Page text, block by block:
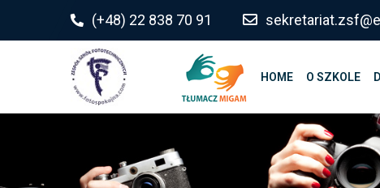
(+48) 22 838 70 91
HOME O SZKOLE